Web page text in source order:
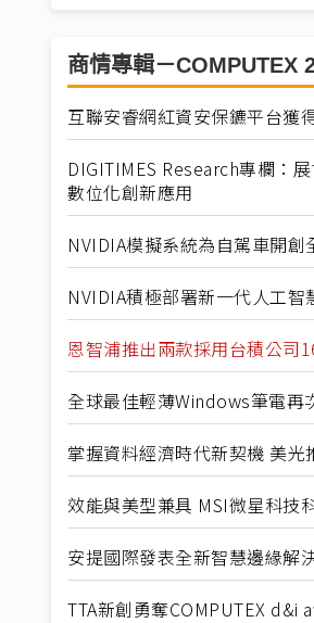
商情專輯－COMPUTEX
互聯安睿網紅資安保鑣平台獲
DIGITIMES Research專欄：
數位化創新應用
NVIDIA模擬系統為自駕車開創
NVIDIA積極部署新一代人工
恩智浦推出兩款採用台積公司
全球最佳輕薄Windows筆電再
掌握資料經濟時代新契機 美
效能與美型兼具 MSI微星科技
安提國際發表全新智慧邊緣解
TTA新創勇奪COMPUTEX d&i